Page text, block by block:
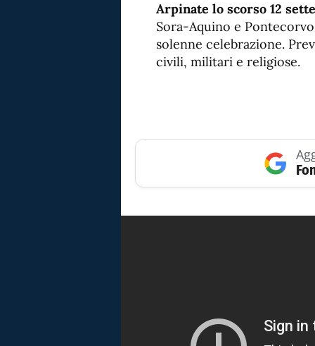
Arpinate lo scorso 12
Sora-Aquino e
solenne celebrazione.
civili, militari e religiose.